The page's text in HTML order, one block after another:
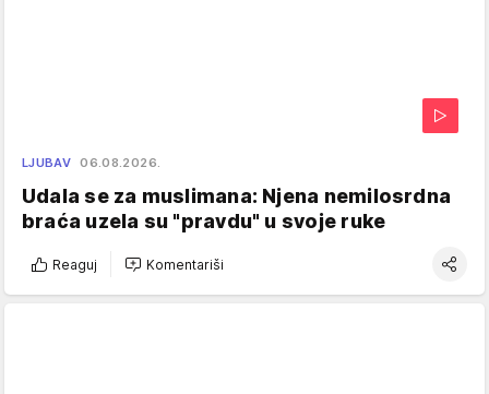
LJUBAV 06.08.2026.
Udala se za muslimana: Njena nemilosrdna
braća uzela su "pravdu" u svoje ruke
Reaguj Komentariši